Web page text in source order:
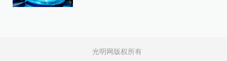
光明网版权所有